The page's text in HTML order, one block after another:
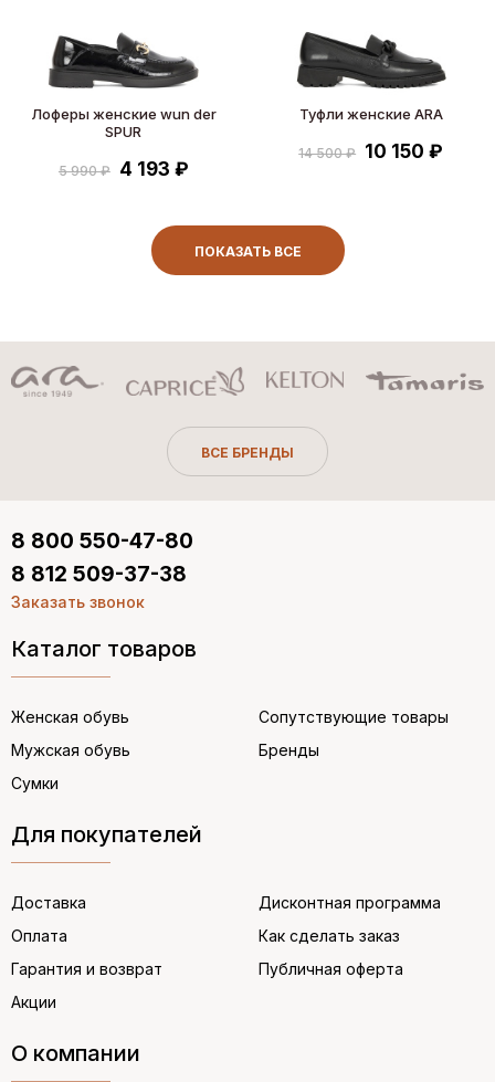
Лоферы женские wun der
SPUR
5 990 ₽ 4 193 ₽
Туфли женские ARA
14 500 ₽ 10 150 ₽
ПОКАЗАТЬ ВСЕ
ВСЕ БРЕНДЫ
Каталог товаров
Женская обувь
Мужская обувь
Сумки
Сопутствующие товары
Бренды
Для покупателей
Доставка
Оплата
Гарантия и возврат
Акции
Дисконтная программа
Как сделать заказ
Публичная оферта
О компании
8 800 550-47-80
8 812 509-37-38
Заказать звонок